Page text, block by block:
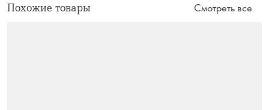
Похожие товары Смотреть все